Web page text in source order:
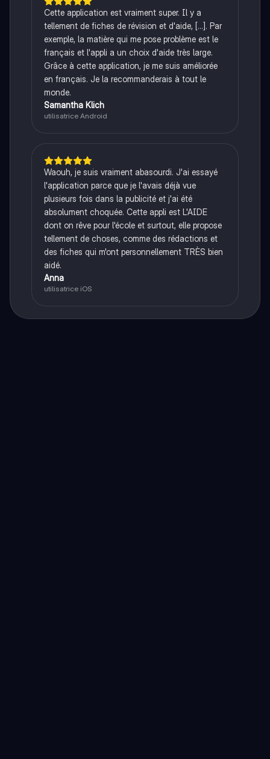
Cette application est vraiment super. Il y a
tellement de fiches de révision et d'aide, [...]. Par
exemple, la matière qui me pose problème est le
français et l'appli a un choix d'aide très large.
Grâce à cette application, je me suis améliorée
en français. Je la recommanderais à tout le
monde.
Samantha Klich
utilisatrice Android
Waouh, je suis vraiment abasourdi. J'ai essayé
l'application parce que je l'avais déjà vue
plusieurs fois dans la publicité et j'ai été
absolument choquée. Cette appli est L'AIDE
dont on rêve pour l'école et surtout, elle propose
tellement de choses, comme des rédactions et
des fiches qui m'ont personnellement TRÈS bien
aidé.
Anna
utilisatrice iOS